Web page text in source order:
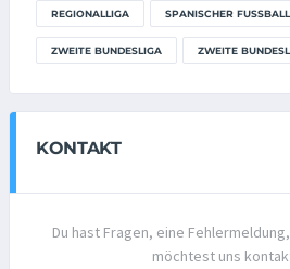
REGIONALLIGA SPANISCHER FUSSBALL
ZWEITE BUNDESLIGA ZWEITE
KONTAKT
Du hast Fragen, eine
möchtest uns